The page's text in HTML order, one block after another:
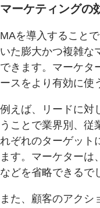
マーケティングの
MAを導入すること
いた膨大かつ複雑な
できます。マーケタ
ースをより有効に使
例えば、リードに対
うことで業界別、従
れぞれのターゲット
ます。マーケターは
などを省略できるで
また、顧客のアクシ